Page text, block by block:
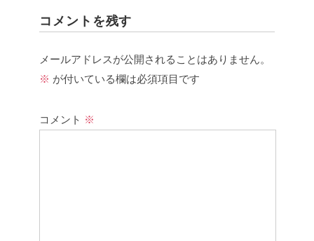
コメントを残す
メールアドレスが公開されることはありません。
※ が付いている欄は必須項目です
コメント ※